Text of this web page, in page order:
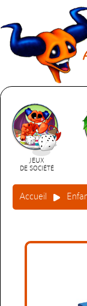
JEUX
DE SOCIÉTÉ
Accueil